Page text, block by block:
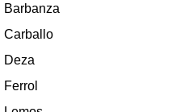
Barbanza
Carballo
Deza
Ferrol